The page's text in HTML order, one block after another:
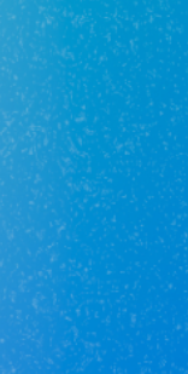
Юникор
Получай кешбэк от 5 000 рублей
Скачивай
Юникор
Приложение для агентов Unikor